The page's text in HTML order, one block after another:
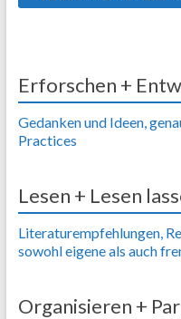
Erforschen +
Gedanken und Ideen,
Practices
Lesen + Lesen
Literaturempfehlungen,
sowohl eigene als auch
Organisieren +